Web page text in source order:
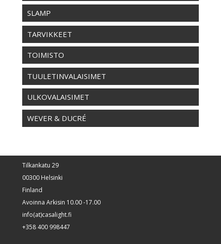
SLAMP
TARVIKKEET
TOIMISTO
TUULETINVALAISIMET
ULKOVALAISIMET
WEVER & DUCRÉ
Tilkankatu 29
00300 Helsinki
Finland
Avoinna Arkisin 10.00 -17.00
info(at)casalight.fi
+358 400 998447